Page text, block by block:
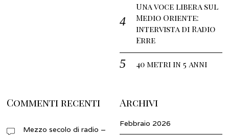
Una voce libera sul
Medio Oriente:
intervista di Radio
Erre
40 metri in 5 anni
Commenti recenti
Mezzo secolo di radio –
Archivi
Febbraio 2026